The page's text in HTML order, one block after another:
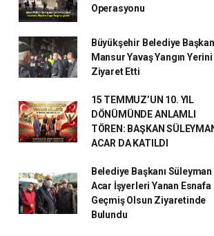
Operasyonu
Büyükşehir Belediye
Mansur Yavaş Yangın Yerini
Ziyaret Etti
15 TEMMUZ’UN 10. YIL
DÖNÜMÜNDE ANLAMLI
TÖREN: BAŞKAN
ACAR DA KATILDI
Belediye Başkanı Süleyman
Acar İşyerleri Yanan Esnafa
Geçmiş Olsun Ziyaretinde
Bulundu